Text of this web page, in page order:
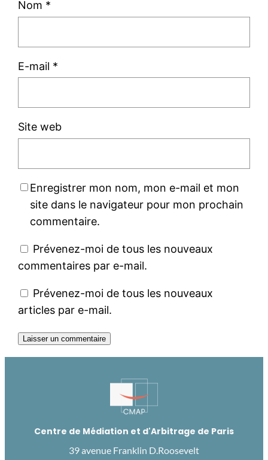
Nom *
E-mail *
Site web
Enregistrer mon nom, mon e-mail et mon
site dans le navigateur pour mon prochain
commentaire.
Prévenez-moi de tous les nouveaux
commentaires par e-mail.
Prévenez-moi de tous les nouveaux
articles par e-mail.
Centre de Médiation et d'Arbitrage de Paris
39 avenue Franklin D.Roosevelt